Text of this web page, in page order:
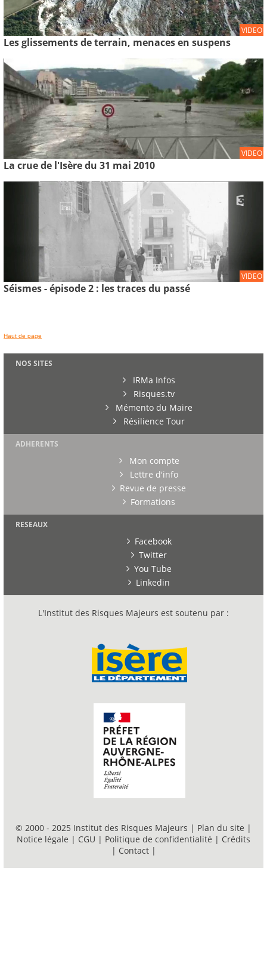
VIDEO
Les glissements de terrain, menaces en suspens
VIDEO
La crue de l'Isère du 31 mai 2010
VIDEO
Séismes - épisode 2 : les traces du passé
Haut de page
NOS SITES
IRMa Infos
Risques.tv
Mémento du Maire
Résilience Tour
ADHERENTS
Mon compte
Lettre d'info
Revue de presse
Formations
RESEAUX
Facebook
Twitter
You Tube
Linkedin
L'Institut des Risques Majeurs est soutenu par :
© 2000 - 2025 Institut des Risques Majeurs | Plan du site |
Notice légale | CGU | Politique de confidentialité | Crédits
| Contact |